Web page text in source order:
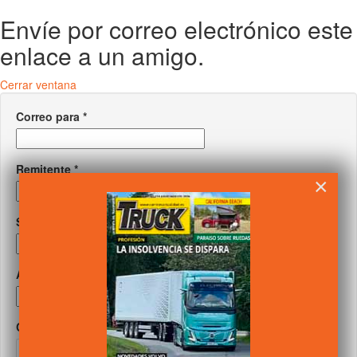
Envíe por correo electrónico este
enlace a un amigo.
Cerrar ventana
Correo para *
Remitente*
Su correo
Asunto
Captcha
×